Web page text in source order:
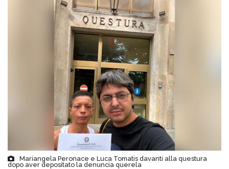
Mariangela Peronace e Luca Tomatis davanti alla questura
dopo aver depositato la denuncia querela